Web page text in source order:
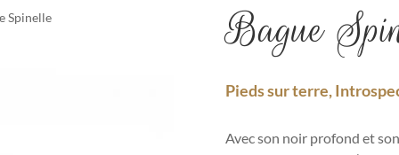
Spinelle Bague
Pieds sur terre,
Avec son noir profond et